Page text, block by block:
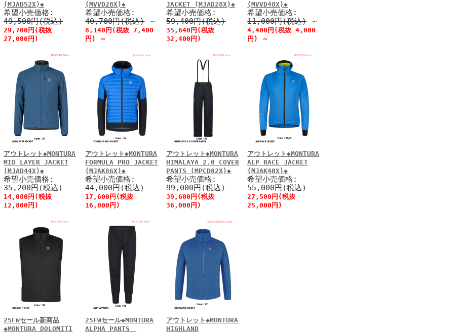
(MJAD52X)◆
希望小売価格:
49,500円(税込)
29,700円(税抜
27,000円)
(MVVD28X)◆
希望小売価格:
40,700円(税込)
～
8,140円(税抜 7,400
円)
～
JACKET (MJAD28X)◆
希望小売価格:
59,400円(税込)
35,640円(税抜
32,400円)
(MVVD48X)◆
希望小売価格:
11,000円(税込)
～
4,400円(税抜 4,000
円)
～
アウトレット◆MONTURA
MID LAYER JACKET
(MJAD44X)◆
希望小売価格:
35,200円(税込)
14,080円(税抜
12,800円)
アウトレット◆MONTURA
FORMULA PRO JACKET
(MJAK86X)◆
希望小売価格:
44,000円(税込)
17,600円(税抜
16,000円)
アウトレット◆MONTURA
HIMALAYA 2.0 COVER
PANTS (MPCD02X)◆
希望小売価格:
99,000円(税込)
39,600円(税抜
36,000円)
アウトレット◆MONTURA
ALP RACE JACKET
(MJAK40X)◆
希望小売価格:
55,000円(税込)
27,500円(税抜
25,000円)
25FWセール新商品
◆MONTURA DOLOMITI
25FWセール◆MONTURA
ALPHA PANTS
アウトレット◆MONTURA
HIGHLAND